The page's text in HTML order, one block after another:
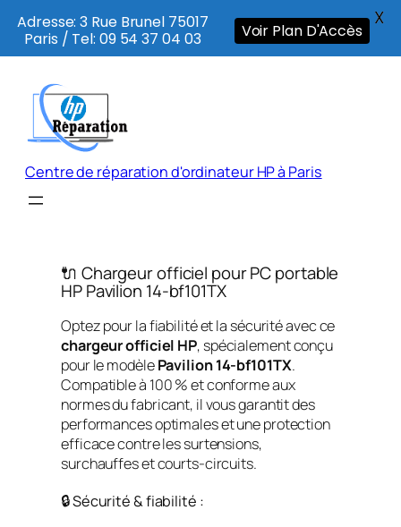
contenu
Centre de réparation d'ordinateur HP à Paris
🔌 Chargeur officiel pour PC portable
HP Pavilion 14-bf101TX
Optez pour la fiabilité et la sécurité avec ce
chargeur officiel HP, spécialement conçu
pour le modèlePavilion 14-bf101TX.
Compatible à 100 % et conforme aux
normes du fabricant, il vous garantit des
performances optimales et une protection
efficace contre les surtensions,
surchauffes et courts-circuits.
🔒 Sécurité & fiabilité :
Adresse: 3 Rue Brunel 75017
Paris / Tel: 09 54 37 04 03
Voir Plan D'Accès
X